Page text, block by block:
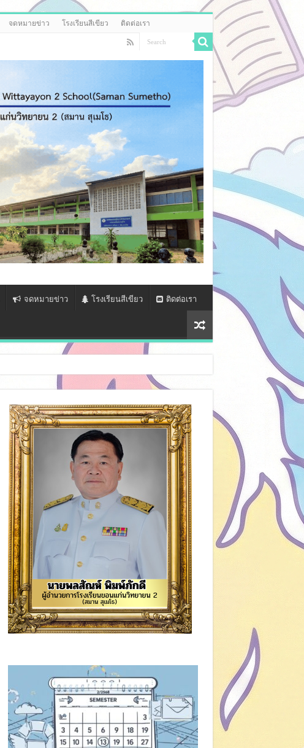
จดหมายข่าว โรงเรียนสีเขียว ติดต่อเรา
จดหมายข่าว โรงเรียนสีเขียว ติดต่อเรา